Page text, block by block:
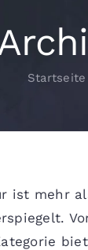
Startseite
mehr